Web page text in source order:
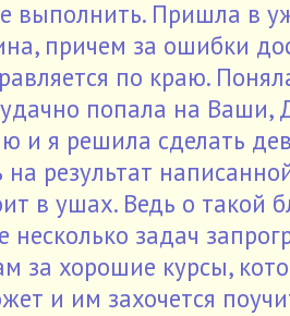
выполнить. Пришла в
причем за ошибки
по краю.
попала на Ваши,
и я решила сделать
на результат
в ушах. Ведь о такой
несколько задач
за хорошие курсы,
и им захочется